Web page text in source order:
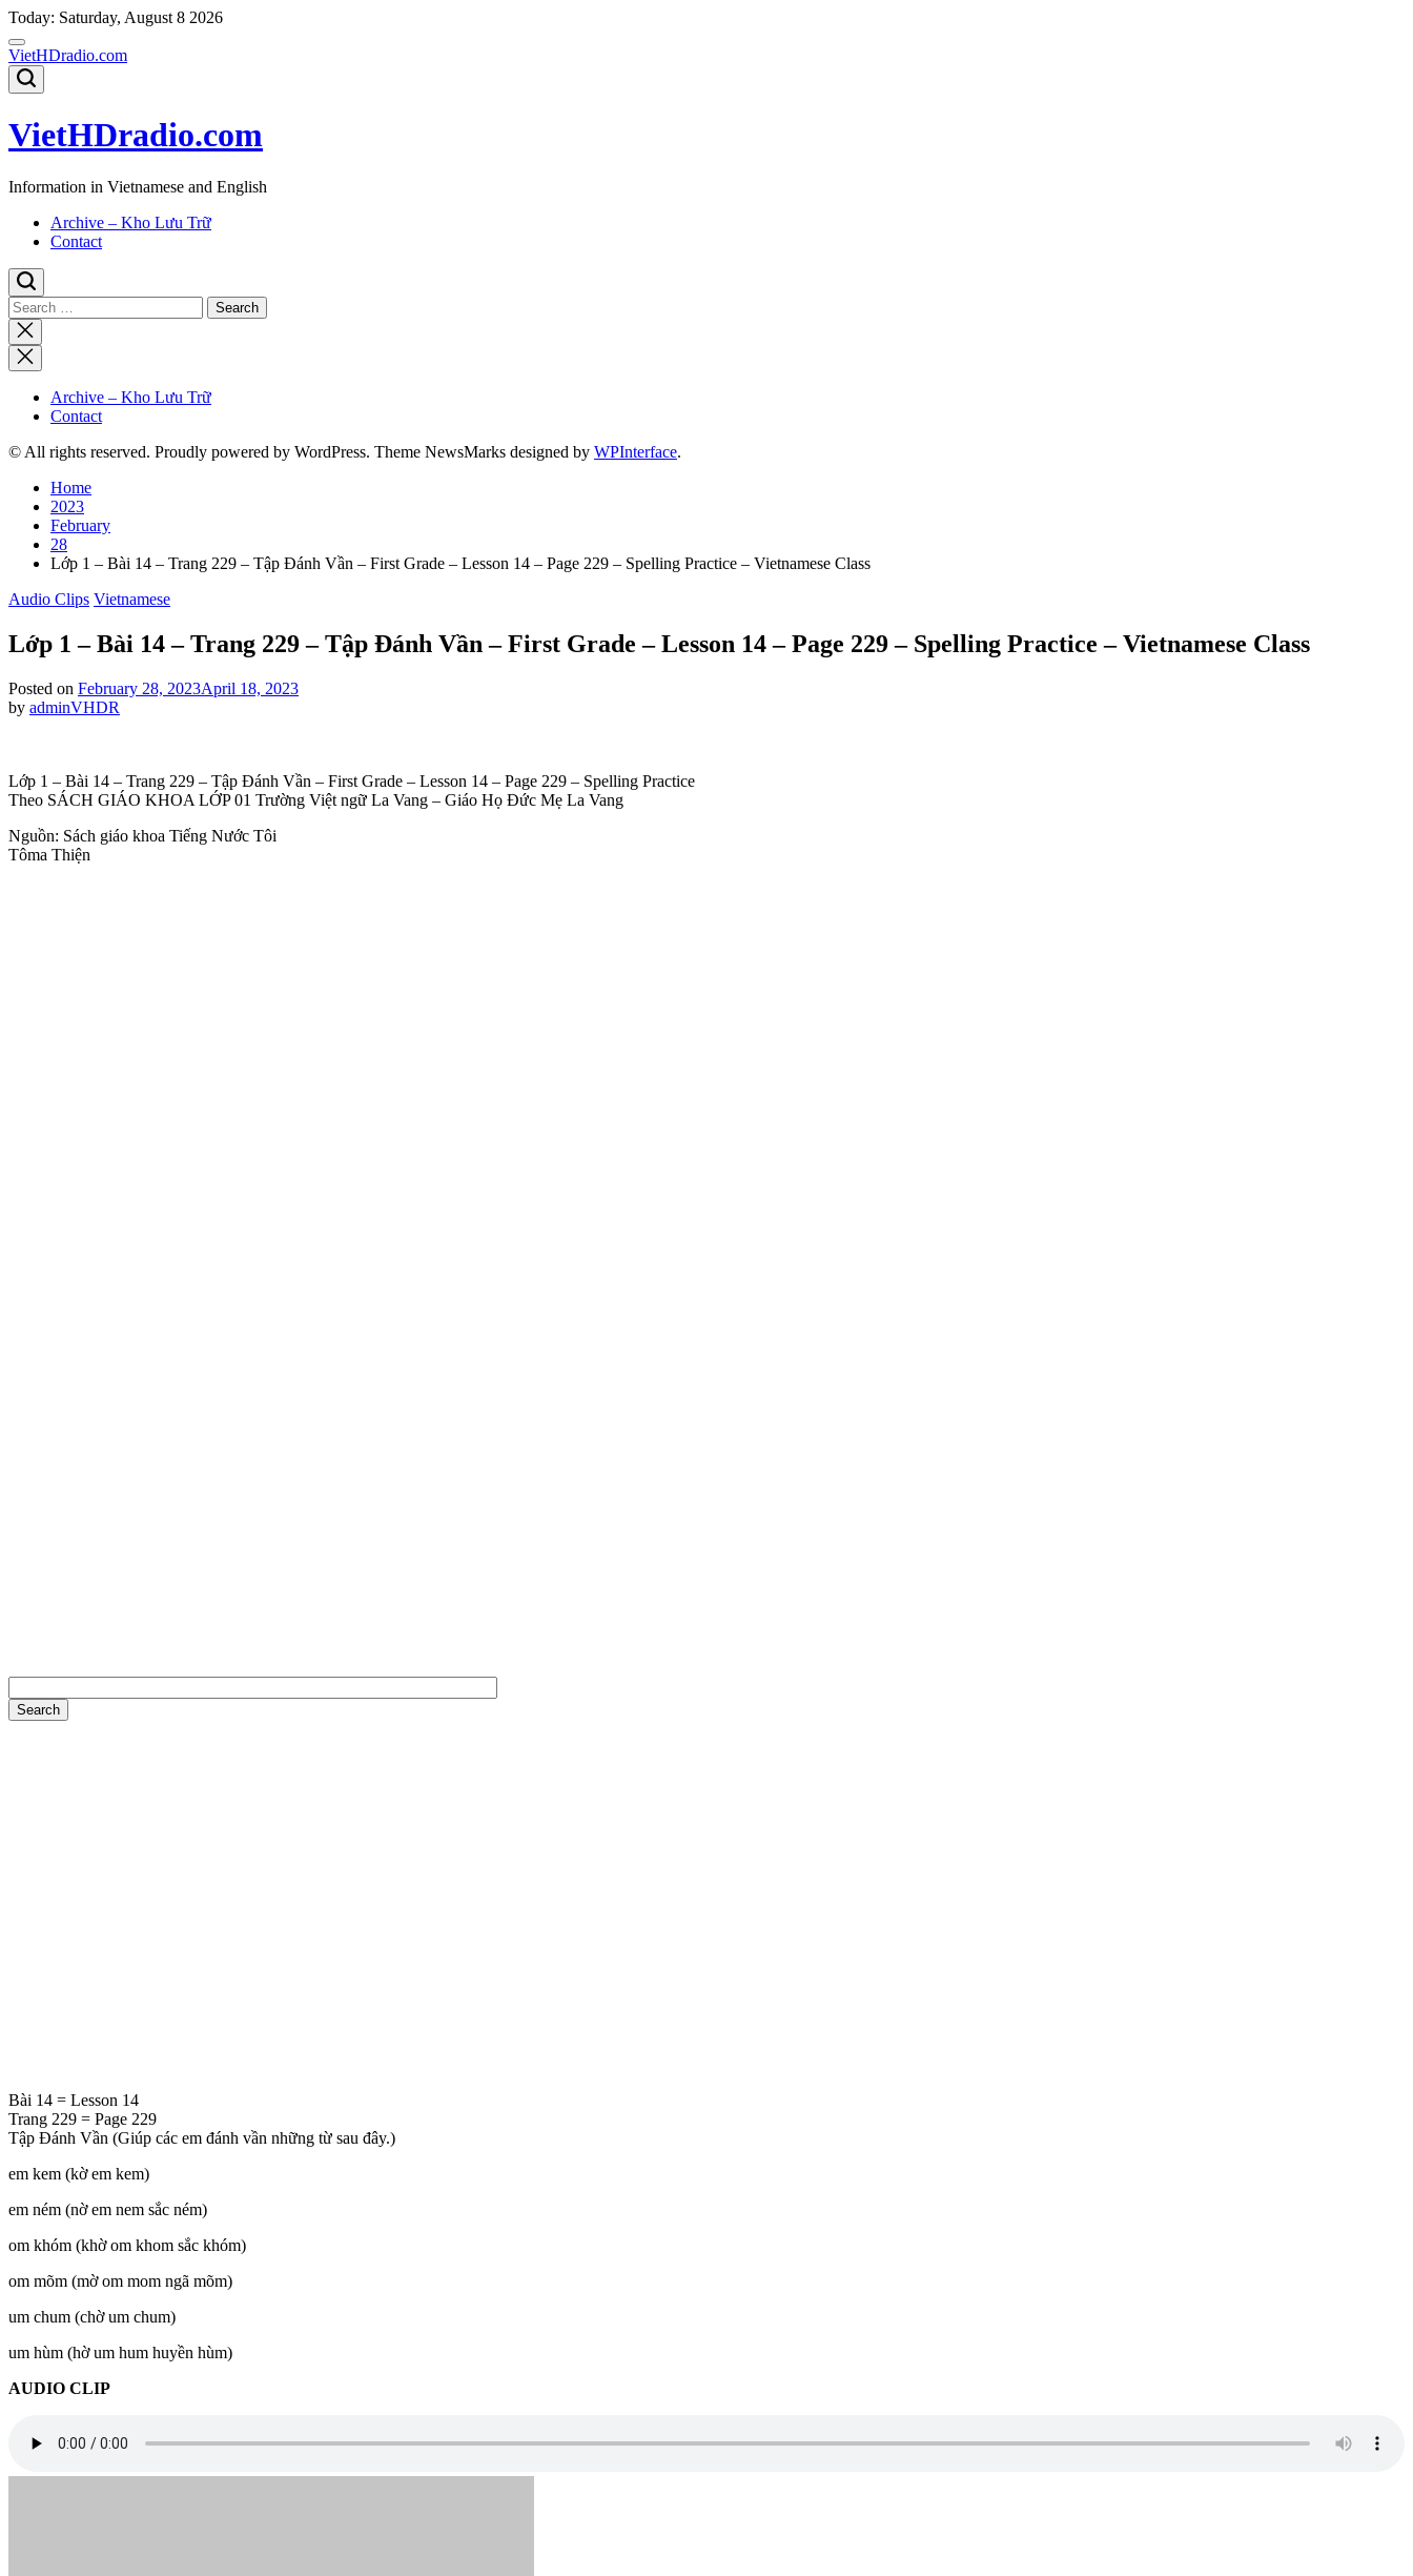
Skip
to
content
Today: Saturday, August 8 2026
VietHDradio.com
VietHDradio.com
Information in Vietnamese and English
Archive – Kho Lưu Trữ
Contact
Search
for:
Close
search
Archive – Kho Lưu Trữ
Contact
© All rights reserved. Proudly powered by WordPress. Theme NewsMarks designed by WPInterface.
Home
2023
February
28
Lớp 1 – Bài 14 – Trang 229 – Tập Đánh Vần – First Grade – Lesson 14 – Page 229 – Spelling Practice – Vietnamese Class
Posted
Audio Clips Vietnamese
Lớp 1 – Bài 14 – Trang 229 – Tập Đánh Vần – First Grade – Lesson 14 – Page 229 – Spelling Practice – Vietnamese Class
Posted on February 28, 2023April 18, 2023
by adminVHDR
Lớp 1 – Bài 14 – Trang 229 – Tập Đánh Vần – First Grade – Lesson 14 – Page 229 – Spelling Practice
Theo SÁCH GIÁO KHOA LỚP 01 Trường Việt ngữ La Vang – Giáo Họ Đức Mẹ La Vang
Nguồn: Sách giáo khoa Tiếng Nước Tôi
Tôma Thiện
Bài 14 = Lesson 14
Trang 229 = Page 229
Tập Đánh Vần (Giúp các em đánh vần những từ sau đây.)
em kem (kờ em kem)
em ném (nờ em nem sắc ném)
om khóm (khờ om khom sắc khóm)
om mõm (mờ om mom ngã mõm)
um chum (chờ um chum)
um hùm (hờ um hum huyền hùm)
AUDIO CLIP